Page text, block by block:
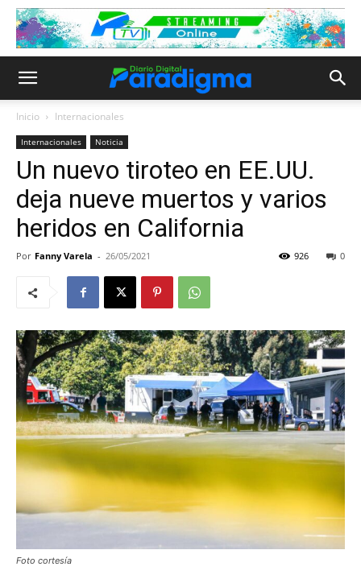
Inicio Internacionales
Internacionales Noticia
Un nuevo tiroteo en EE.UU.
deja nueve muertos y varios
heridos en California
Por Fanny Varela - 26/05/2021 0
926
Foto cortesía